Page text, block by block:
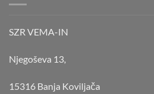
SZR VEMA-IN
Njegoševa 13,
15316 Banja Koviljača